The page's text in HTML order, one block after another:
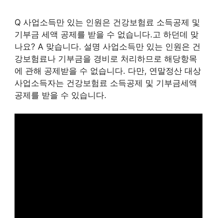
Q 사업소득만 있는 인원은 건강보험료 소득공제 및
기부금 세액 공제를 받을 수 없습니다.고 하던데 맞
나요? A 맞습니다. 설명 사업소득만 있는 인원은 건
강보험료나 기부금을 경비로 처리하므로 해당항목
에 관해 공제받을 수 없습니다. 다만, 연말정산 대상
사업소득자는 건강보험료 소득공제 및 기부금세액
공제를 받을 수 있습니다.